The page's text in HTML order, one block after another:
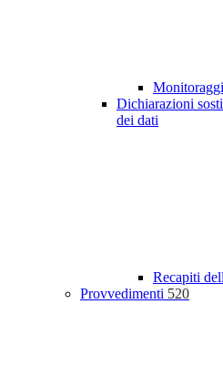
Dichiarazioni
dei dati
Recapiti
Provvedimenti 520